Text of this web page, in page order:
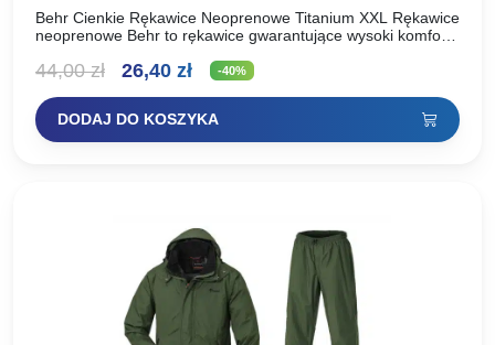
Behr Cienkie Rękawice Neoprenowe Titanium XXL Rękawice
neoprenowe Behr to rękawice gwarantujące wysoki komfort
dopasowane, a specjalna powłoka, którą wyściełane…
44,00zł
Pierwotna
cena
wynosiła:
26,40 złAktualna
cena
wynosi:
-40%
DODAJ DO KOSZYKA